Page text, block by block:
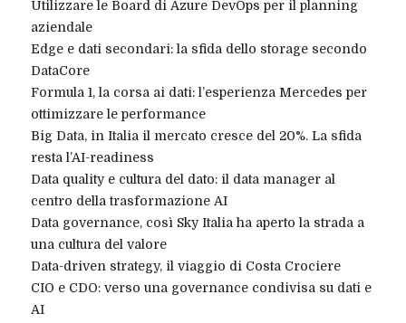
Utilizzare le Board di Azure DevOps per il planning
aziendale
Edge e dati secondari: la sfida dello storage secondo
DataCore
Formula 1, la corsa ai dati: l’esperienza Mercedes per
ottimizzare le performance
Big Data, in Italia il mercato cresce del 20%. La sfida
resta l’AI-readiness
Data quality e cultura del dato: il data manager al
centro della trasformazione AI
Data governance, così Sky Italia ha aperto la strada a
una cultura del valore
Data-driven strategy, il viaggio di Costa Crociere
CIO e CDO: verso una governance condivisa su dati e
AI